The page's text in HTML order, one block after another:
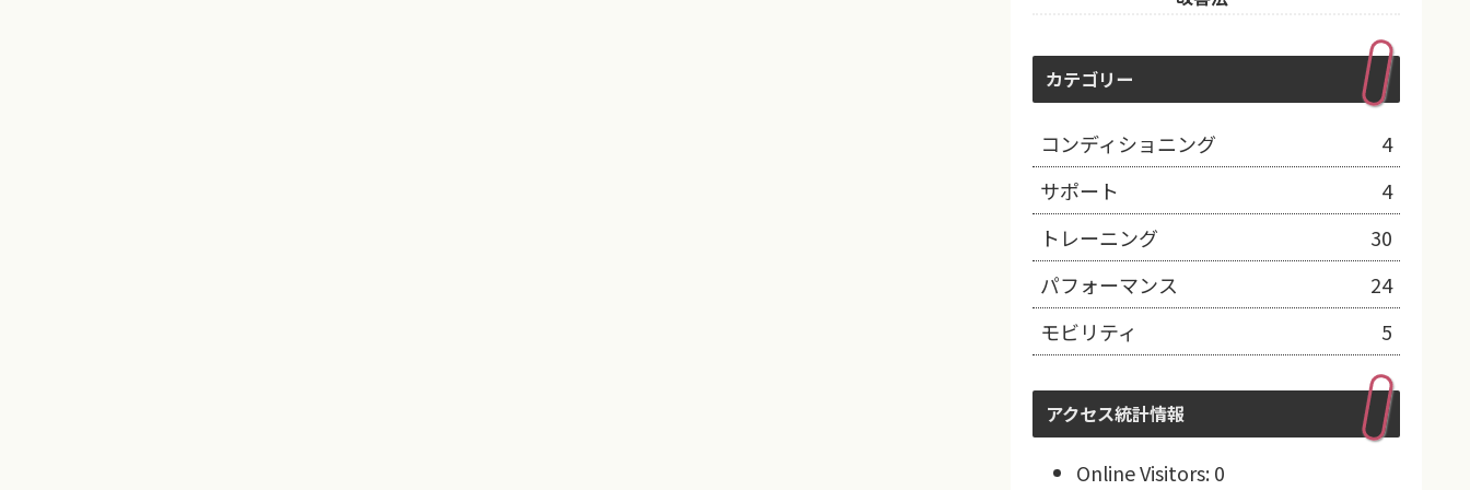
カテゴリー
コンディショニング
4
サポート
4
トレーニング
30
パフォーマンス
24
モビリティ
5
アクセス統計情報
Online Visitors:0